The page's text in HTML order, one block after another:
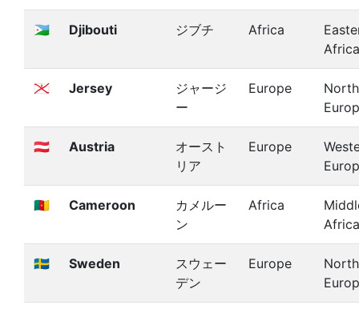
🇩🇯 Djibouti ジブチ Africa
Africa
🇯🇪 Jersey
ジャージ
ー
Europe
🇦🇹 Austria
オースト
リア
Europe
🇨🇲 Cameroon
カメルー
ン
Africa
Africa
🇸🇪 Sweden
スウェー
デン
Europe